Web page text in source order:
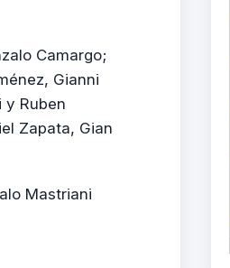
Camargo;
Gianni
y Ruben
Zapata, Gian
Mastriani